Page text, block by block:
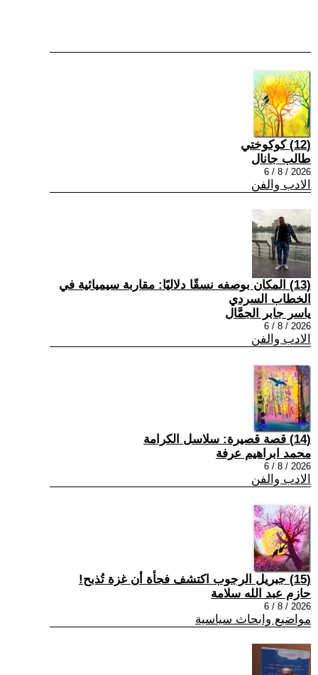
(12) كوكوختي
طالب جانال
2026 / 8 / 6
الادب والفن
(13) المكان بوصفه نسقًا دلاليًا: مقاربة سيميائية في
الخطاب السردي
ياسر جابر الجمَّال
2026 / 8 / 6
الادب والفن
(14) قصة قصيرة: سلاسل الكرامة
محمد ابراهيم عرفة
2026 / 8 / 6
الادب والفن
(15) جبريل الرجوب اكتشف فجأة أن غزة تُذبح!
حازم عبد الله سلامة
2026 / 8 / 6
مواضيع وابحاث سياسية